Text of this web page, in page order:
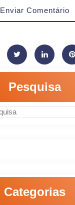
Enviar Comentário
Pesquisa
Categorias